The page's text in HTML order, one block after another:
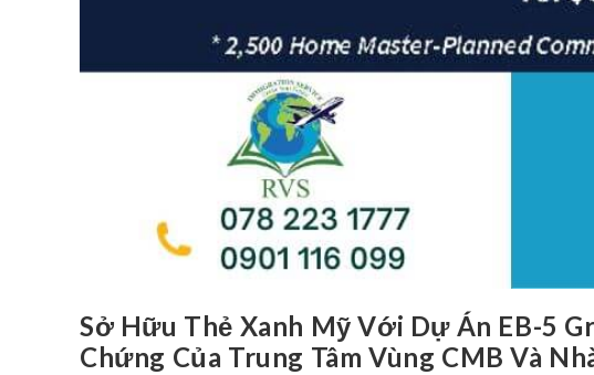
Sở Hữu Thẻ Xanh Mỹ Với Dự Án EB-5
Chứng Của Trung Tâm Vùng CMB Và